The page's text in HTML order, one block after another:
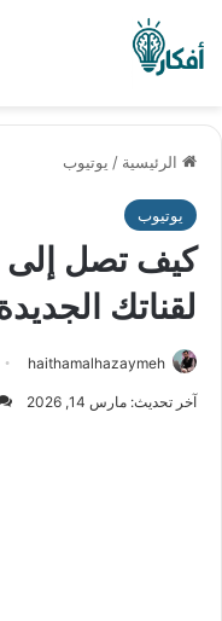
الرئيسية / يوتيوب
يوتيوب
لقناتك
haithamalhazaymeh
آخر تحديث: مارس 14, 2026